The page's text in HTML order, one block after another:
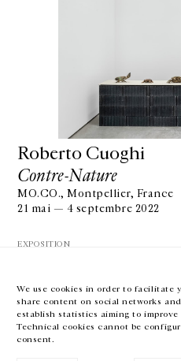
We use cookies in order to facilitate
share content on social networks
establish statistics aiming to
Technical cookies cannot be
consent.
Roberto Cuoghi
Contre-Nature
MO.CO., Montpellier, France
21 mai — 4 septembre 2022
EXPOSITION
GALERIE CHANTAL CROUSEL
10 RUE CHARLOT, 75003 PARIS
+33 1 42 77 38 87
GALERIE@CROUSEL.COM
HORAIRES D'OUVERTURE
DU MARDI AU VENDREDI
LE SAMEDI
EN FR 中文 Facebook
Inscrivez-vous à notre newsletter